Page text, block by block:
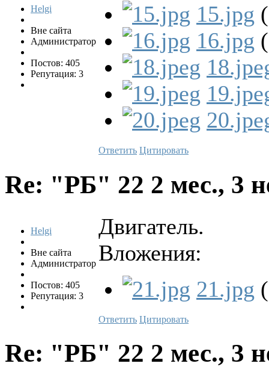
Helgi
Вне сайта
Администратор
Постов: 405
Репутация: 3
15.jpg
16.jpg
Ответить Цитировать
Re: "РБ" 22 2 мес., 3
Helgi
Вне сайта
Администратор
Постов: 405
Репутация: 3
Двигатель.
Вложения:
21.jpg
Ответить Цитировать
Re: "РБ" 22 2 мес., 3